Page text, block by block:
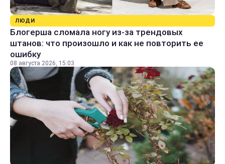
ЛЮДИ
Блогерша сломала ногу из-за трендовых
штанов: что произошло и как не повторить ее
ошибку
08 августа 2026, 15:03